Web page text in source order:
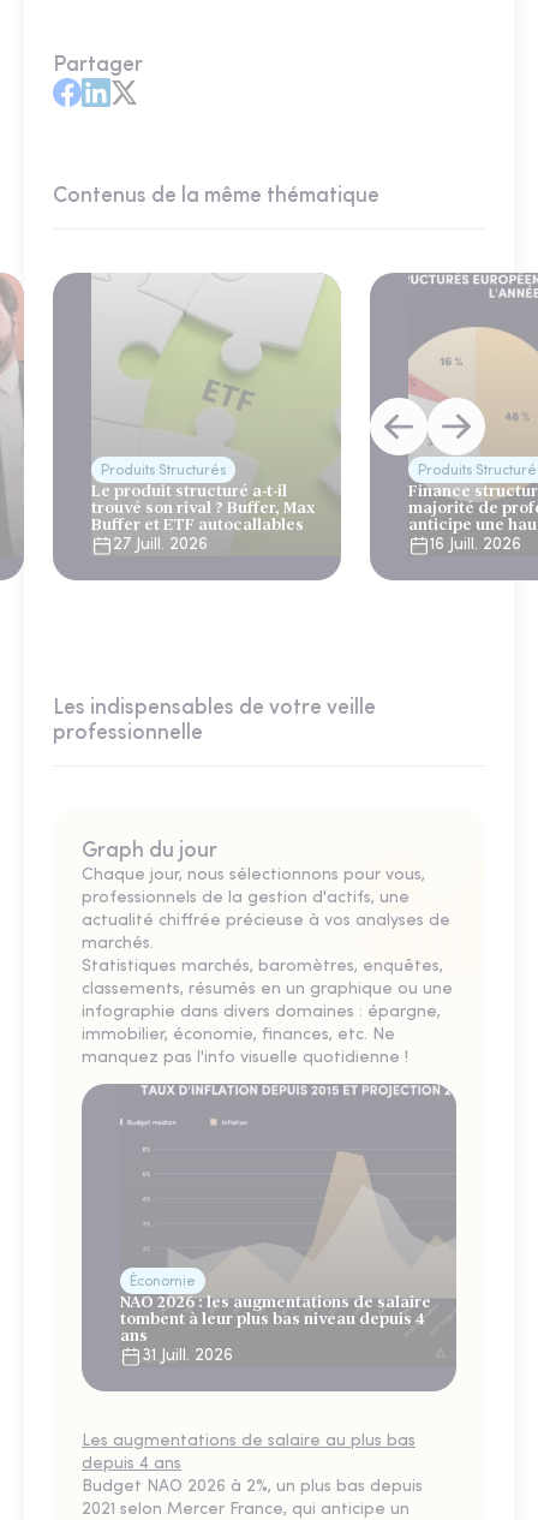
Partager
Contenus de la même thématique
Produits Structurés
Le produit structuré a-t-il
trouvé son rival ? Buffer, Max
Buffer et ETF autocallables
27 Juill. 2026
Produits
Finance
majorité de
anticipe une
émissions en
16 Juill. 2026
Les indispensables de votre veille
professionnelle
Graph du jour
Chaque jour, nous sélectionnons pour vous,
professionnels de la gestion d'actifs, une
actualité chiffrée précieuse à vos analyses de
marchés.
Statistiques marchés, baromètres, enquêtes,
classements, résumés en un graphique ou une
infographie dans divers domaines : épargne,
immobilier, économie, finances, etc. Ne
manquez pas l'info visuelle quotidienne !
Économie
NAO 2026 : les augmentations de salaire
tombent à leur plus bas niveau depuis 4
ans
31 Juill. 2026
Les augmentations de salaire au plus bas
depuis 4 ans
Budget NAO 2026 à 2%, un plus bas depuis
2021 selon Mercer France, qui anticipe un